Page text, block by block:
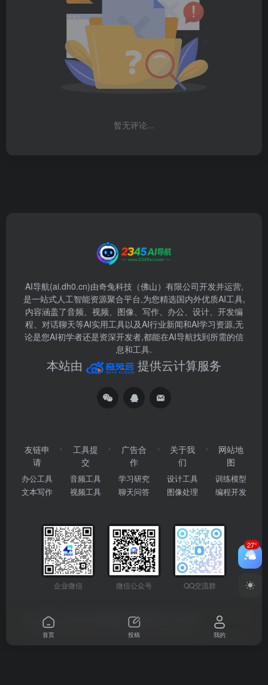
暂无评论...
AI导航(ai.dh0.cn)由奇兔科技（佛山）有限公司开发并运营,
是一站式人工智能资源聚合平台,为您精选国内外优质AI工具,
内容涵盖了音频、视频、图像、写作、办公、设计、开发编
程、对话聊天等AI实用工具以及AI行业新闻和AI学习资源,无
论是您AI初学者还是资深开发者,都能在AI导航找到所需的信
息和工具.
本站由 提供云计算服务
友链申
请
办公工具
文本写作
工具提
交
音频工具
视频工具
广告合
作
学习研究
聊天问答
关于我
们
设计工具
图像处理
网站地
图
训练模型
编程开发
企业微信 微信公众号 QQ交流群
Copyright © 2026 粤ICP备2024177666号
27°
首页 投稿 我的